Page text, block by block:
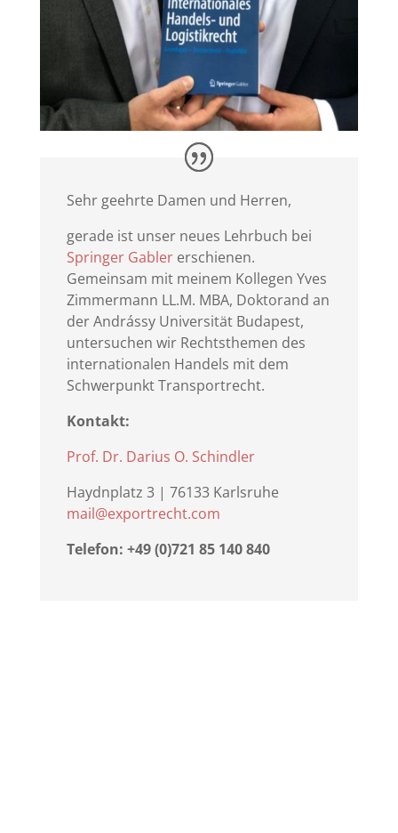
Sehr geehrte Damen und Herren,
gerade ist unser neues Lehrbuch bei
Springer Gablererschienen.
Gemeinsam mit meinem Kollegen Yves
Zimmermann LL.M. MBA, Doktorand an
der Andrássy Universität Budapest,
untersuchen wir Rechtsthemen des
internationalen Handels mit dem
Schwerpunkt Transportrecht.
Kontakt:
Prof. Dr. Darius O. Schindler
Haydnplatz 3 | 76133 Karlsruhe
mail@exportrecht.com
Telefon: +49 (0)721 85 140 840